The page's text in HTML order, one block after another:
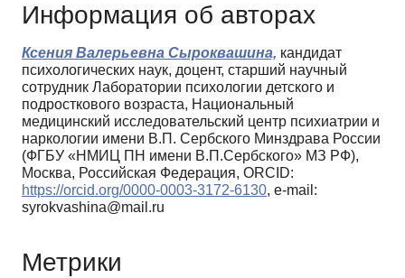
Информация об авторах
Ксения Валерьевна Сыроквашина, кандидат
психологических наук, доцент, старший научный
сотрудник Лаборатории психологии детского и
подросткового возраста, Национальный
медицинский исследовательский центр психиатрии и
наркологии имени В.П. Сербского Минздрава России
(ФГБУ «НМИЦ ПН имени В.П.Сербского» МЗ РФ),
Москва, Российская Федерация, ORCID:
https://orcid.org/0000-0003-3172-6130, e-mail:
syrokvashina@mail.ru
Метрики